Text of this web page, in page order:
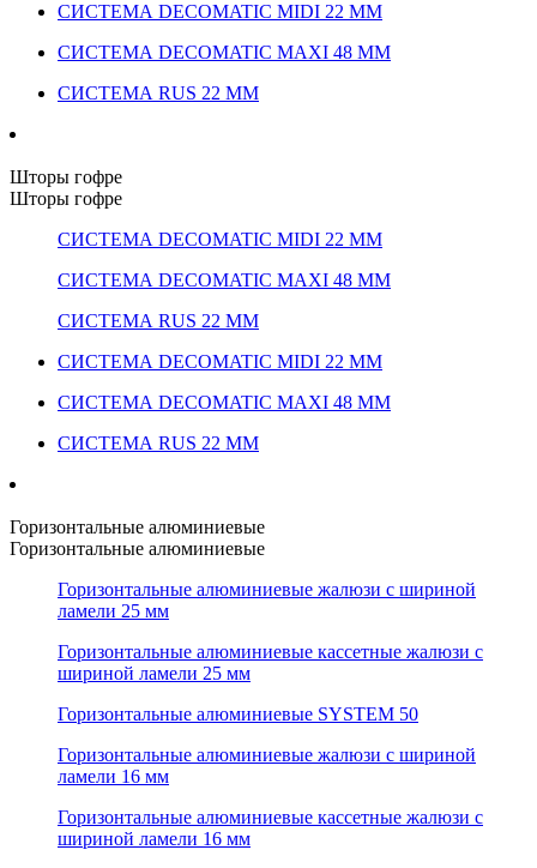
СИСТЕМА DECOMATIC MIDI 22 ММ
СИСТЕМА DECOMATIC MAXI 48 ММ
СИСТЕМА RUS 22 ММ
Шторы гофре
Шторы гофре
СИСТЕМА DECOMATIC MIDI 22 ММ
СИСТЕМА DECOMATIC MAXI 48 ММ
СИСТЕМА RUS 22 ММ
СИСТЕМА DECOMATIC MIDI 22 ММ
СИСТЕМА DECOMATIC MAXI 48 ММ
СИСТЕМА RUS 22 ММ
Горизонтальные алюминиевые
Горизонтальные алюминиевые
Горизонтальные алюминиевые жалюзи с шириной
ламели 25 мм
Горизонтальные алюминиевые кассетные жалюзи с
шириной ламели 25 мм
Горизонтальные алюминиевые SYSTEM 50
Горизонтальные алюминиевые жалюзи с шириной
ламели 16 мм
Горизонтальные алюминиевые кассетные жалюзи с
шириной ламели 16 мм